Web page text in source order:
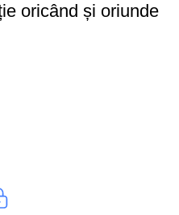
oricând și oriunde